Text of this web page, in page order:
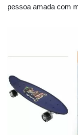
pessoa amada com